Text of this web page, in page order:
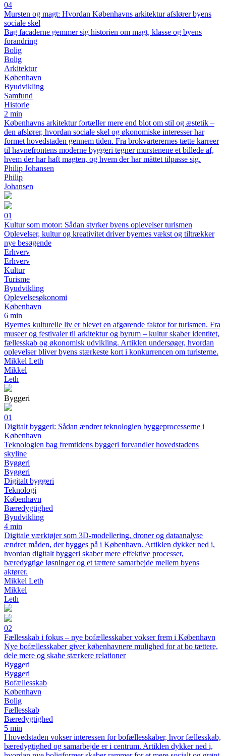
04
Mursten og magt: Hvordan Københavns arkitektur afslører byens
sociale skel
Bag facaderne gemmer sig historien om magt, klasse og byens
forandring
Bolig
Bolig
Arkitektur
København
Byudvikling
Samfund
Historie
2 min
Københavns arkitektur fortæller mere end blot om stil og æstetik –
den afslører, hvordan sociale skel og økonomiske interesser har
formet hovedstaden gennem tiden. Fra brokvarterernes tætte karreer
til havnefrontens moderne byggeri tegner murstenene et billede af,
hvem der har haft magten, og hvem der har måttet tilpasse sig.
Philip Johansen
Philip
Johansen
01
Kultur som motor: Sådan styrker byens oplevelser turismen
Oplevelser, kultur og kreativitet driver byernes vækst og tiltrækker
nye besøgende
Erhverv
Erhverv
Kultur
Turisme
Byudvikling
Oplevelsesøkonomi
København
6 min
Byernes kulturelle liv er blevet en afgørende faktor for turismen. Fra
museer og festivaler til arkitektur og byrum – kultur skaber identitet,
fællesskab og økonomisk udvikling. Artiklen undersøger, hvordan
oplevelser bliver byens stærkeste kort i konkurrencen om turisterne.
Mikkel Leth
Mikkel
Leth
Byggeri
01
Digitalt byggeri: Sådan ændrer teknologien byggeprocesserne i
København
Teknologien bag fremtidens byggeri forvandler hovedstadens
skyline
Byggeri
Byggeri
Digitalt byggeri
Teknologi
København
Bæredygtighed
Byudvikling
4 min
Digitale værktøjer som 3D-modellering, droner og dataanalyse
ændrer måden, der bygges på i København. Artiklen dykker ned i,
hvordan digitalt byggeri skaber mere effektive processer,
bæredygtige løsninger og et tættere samarbejde mellem byens
aktører.
Mikkel Leth
Mikkel
Leth
02
Fællesskab i fokus – nye bofællesskaber vokser frem i København
Nye bofællesskaber giver københavnere mulighed for at bo tættere,
dele mere og skabe stærkere relationer
Byggeri
Byggeri
Bofællesskab
København
Bolig
Fællesskab
Bæredygtighed
5 min
I hovedstaden vokser interessen for bofællesskaber, hvor fællesskab,
bæredygtighed og samarbejde er i centrum. Artiklen dykker ned i,